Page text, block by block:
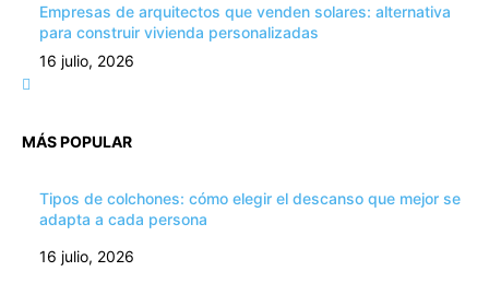
Empresas de arquitectos que venden solares: alternativa
para construir vivienda personalizadas
16 julio, 2026
MÁS POPULAR
Tipos de colchones: cómo elegir el descanso que mejor se
adapta a cada persona
16 julio, 2026